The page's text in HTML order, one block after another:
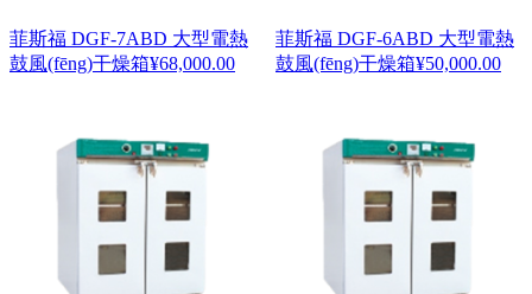
菲斯福 DGF-7ABD 大型電熱
鼓風(fēng)干燥箱¥68,000.00
菲斯福 DGF-6ABD 大型電熱
鼓風(fēng)干燥箱¥50,000.00